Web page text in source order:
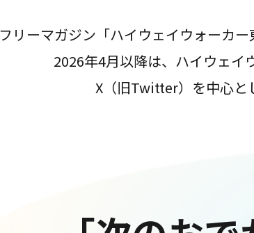
フリーマガジン「ハイウェイウォーカ
2026年4月以降は、ハイウェイ
X（旧Twitter）を中心と